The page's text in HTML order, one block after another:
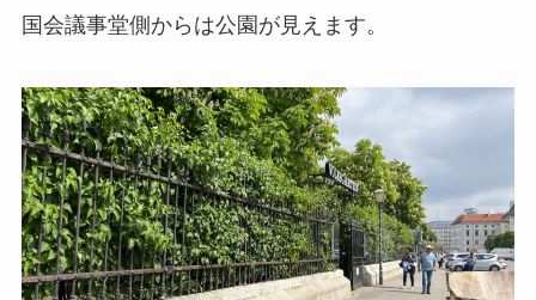
国会議事堂側からは公園が見えます。